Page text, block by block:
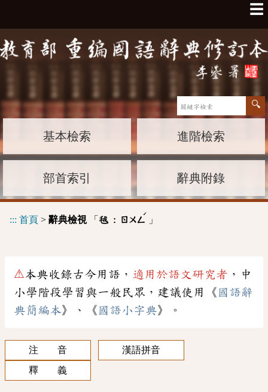
☰
基本檢索 進階檢索
部首索引 辭典附錄
::: 首頁 > 辭典檢視「 毧 : ㄖㄨㄥ
ˊ
」
⚠本典收錄古今用語， 適用於語文研究者 ，中
小學階段學習與一般民眾，建議使用《 國語辭
典簡編本》、《 國語小字典》。
注 音
漢語拼音
釋 義